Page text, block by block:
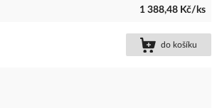
1 388,48 Kč/ks
do košíku